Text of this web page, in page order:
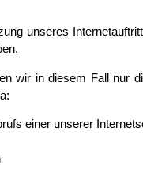
unseres
wir in diesem Fall nur
einer unserer